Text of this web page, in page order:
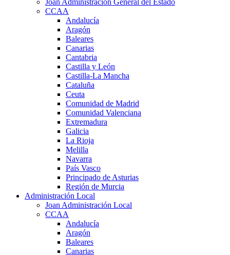
CCAA
Andalucía
Aragón
Baleares
Canarias
Cantabria
Castilla y León
Castilla-La Mancha
Cataluña
Ceuta
Comunidad de Madrid
Comunidad Valenciana
Extremadura
Galicia
La Rioja
Melilla
Navarra
País Vasco
Principado de Asturias
Región de Murcia
Administración Local
Joan Administración Local
CCAA
Andalucía
Aragón
Baleares
Canarias